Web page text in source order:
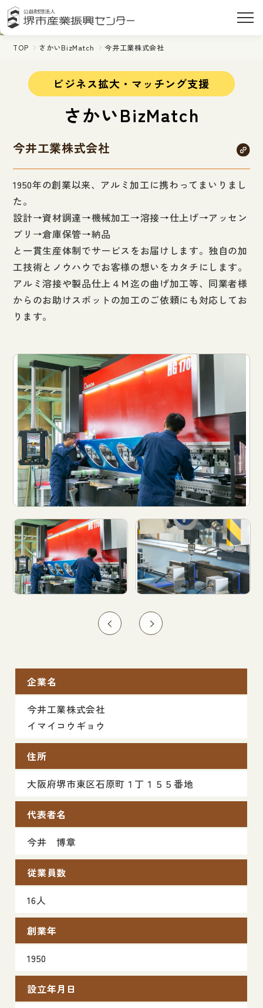
TOP さかいBizMatch 今井工業株式会社
ビジネス拡大・マッチング支援
さかいBizMatch
今井工業株式会社
1950年の創業以来、アルミ加工に携わってまいりまし
た。
設計→資材調達→機械加工→溶接→仕上げ→アッセン
ブリ→倉庫保管→納品
と一貫生産体制でサービスをお届けします。独自の加
工技術とノウハウでお客様の想いをカタチにします。
アルミ溶接や製品仕上４Ｍ迄の曲げ加工等、同業者様
からのお助けスポットの加工のご依頼にも対応してお
ります。
企業名
今井工業株式会社
イマイコウギョウ
住所
大阪府堺市東区石原町１丁１５５番地
代表者名
今井 博章
従業員数
16人
創業年
1950
設立年月日